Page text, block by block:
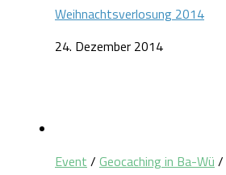
Weihnachtsverlosung 2014
24. Dezember 2014
Event / Geocaching in Ba-Wü /